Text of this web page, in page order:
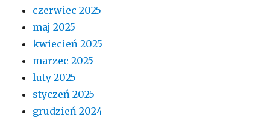
czerwiec 2025
maj 2025
kwiecień 2025
marzec 2025
luty 2025
styczeń 2025
grudzień 2024